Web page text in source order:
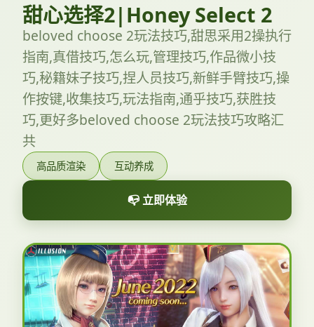
甜心选择2|Honey Select 2
beloved choose 2玩法技巧,甜思采用2操执行
指南,真借技巧,怎么玩,管理技巧,作品微小技
巧,秘籍妹子技巧,捏人员技巧,新鲜手臂技巧,操
作按键,收集技巧,玩法指南,通乎技巧,获胜技
巧,更好多beloved choose 2玩法技巧攻略汇
共
高品质渲染 互动养成
📭 立即体验